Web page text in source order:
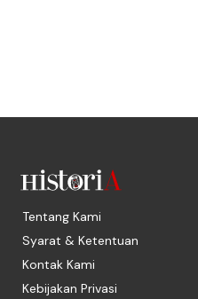
Tentang Kami
Syarat & Ketentuan
Kontak Kami
Kebijakan Privasi